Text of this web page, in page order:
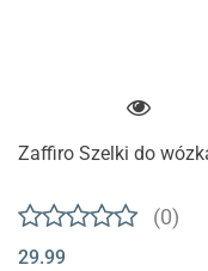
Zaffiro Szelki do
(0)
29.99